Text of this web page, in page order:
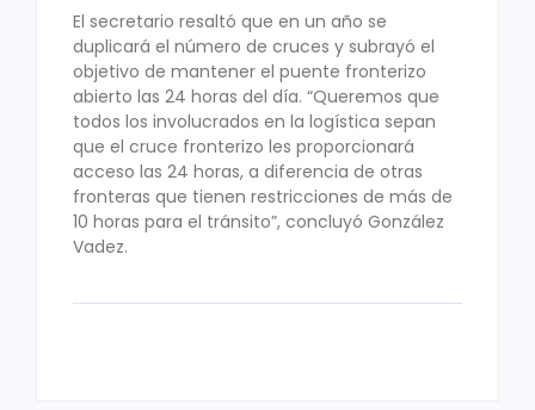
El secretario resaltó que en un año se
duplicará el número de cruces y subrayó el
objetivo de mantener el puente fronterizo
abierto las 24 horas del día. “Queremos que
todos los involucrados en la logística sepan
que el cruce fronterizo les proporcionará
acceso las 24 horas, a diferencia de otras
fronteras que tienen restricciones de más de
10 horas para el tránsito”, concluyó González
Vadez.